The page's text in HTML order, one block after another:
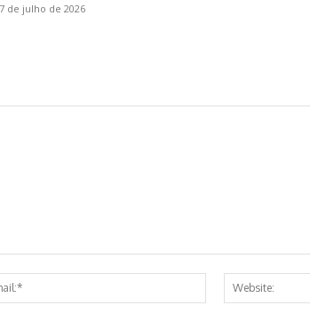
de julho de 2026
Email:*